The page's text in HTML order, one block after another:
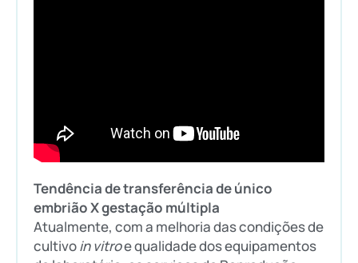
Tendência de transferência de único
embrião X gestação múltipla
Atualmente, com a melhoria das condições de
cultivoin vitroe qualidade dos equipamentos